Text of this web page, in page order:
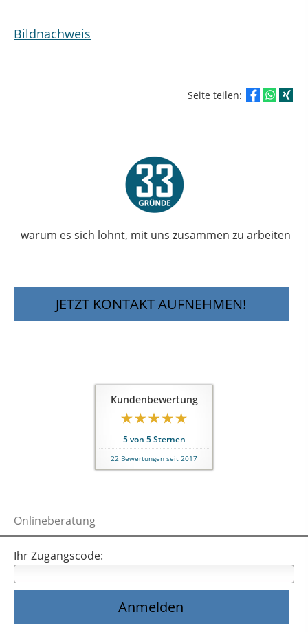
Bildnachweis
Seite teilen:
warum es sich lohnt, mit uns zusammen zu arbeiten
JETZT KONTAKT AUFNEHMEN!
Kundenbewertung
5von 5Sternen
22 Bewertungen seit 2017
Onlineberatung
Ihr Zugangscode: